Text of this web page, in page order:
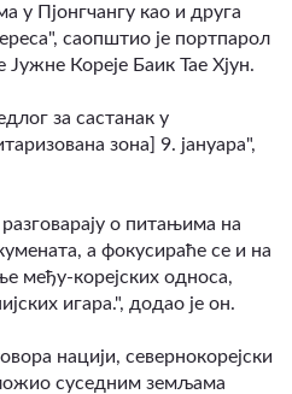
у Пјонгчангу као и друга
саопштио је портпарол
Кореје Баик Тае Хјун.
за састанак у
зона] 9. јануара",
о питањима на
а фокусираће се и на
међу-корејских односа,
игара.", додао је он.
нацији, севернокорејски
суседним земљама